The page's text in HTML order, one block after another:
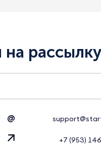
рассылку
@
+7 (953)